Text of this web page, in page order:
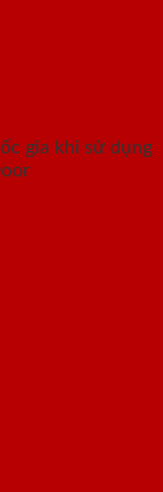
gia khi sử dụng